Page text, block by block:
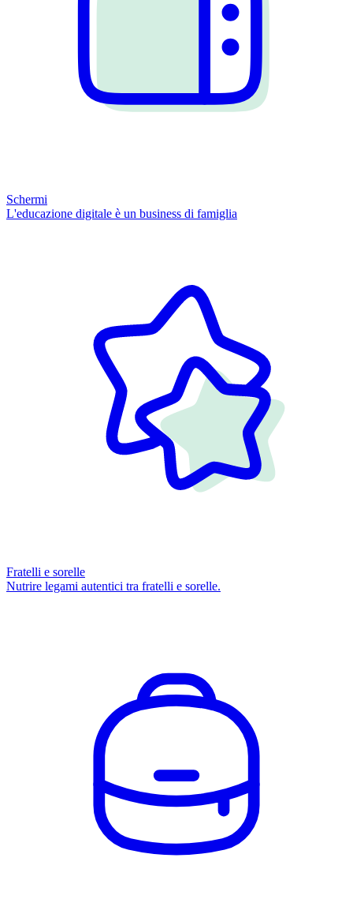
Schermi
L'educazione digitale è un business di famiglia
Fratelli e sorelle
Nutrire legami autentici tra fratelli e sorelle.